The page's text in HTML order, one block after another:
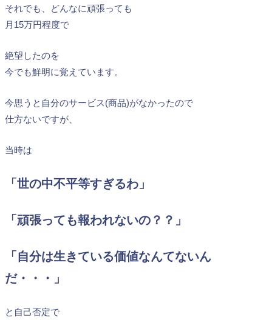
それでも、どんなに頑張っても
月15万円程度で
絶望したのを
今でも鮮明に覚えています。
今思うと自分のサービス(商品)がなかったので
仕方ないですが、
当時は
「世の中不平等すぎるわ」
「頑張っても報われないの？？」
「自分は生きている価値なんてないん
だ・・・」
と自己否定で